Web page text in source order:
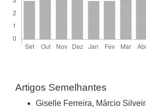
Artigos Semelhantes
Giselle Ferreira, Márcio